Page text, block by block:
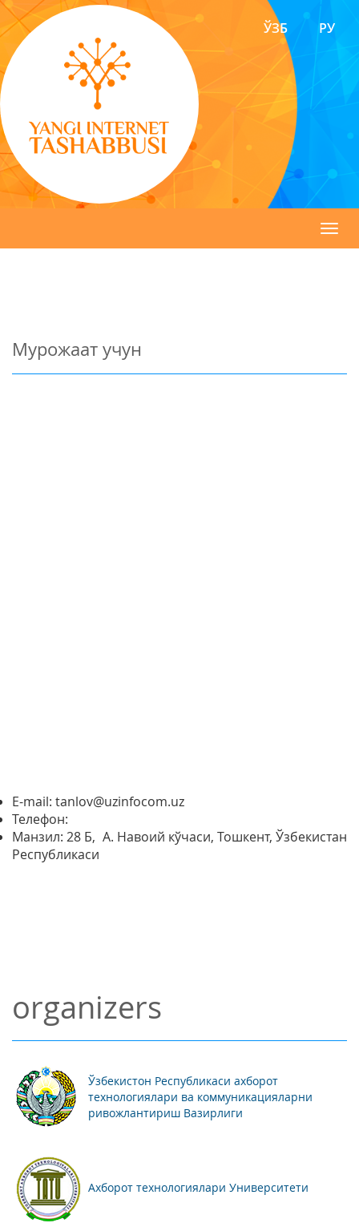
ЎЗБ РУ
Мурожаат учун
E-mail: tanlov@uzinfocom.uz
Телефон:
Манзил: 28 Б, А. Навоий кўчаси, Тошкент, Ўзбекистан
Республикаси
organizers
Ўзбекистон Республикаси ахборот
технологиялари ва коммуникацияларни
ривожлантириш Вазирлиги
Ахборот технологиялари Университети